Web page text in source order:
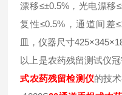
漂移≤±0.5%，光电漂移
复性≤0.5%，通道间差
皿，仪器尺寸
以上是农药残留测试仪
式农药残留检测仪的技